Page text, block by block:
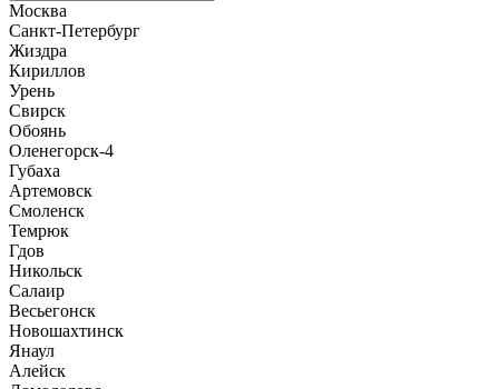
Москва
Санкт-Петербург
Жиздра
Кириллов
Урень
Свирск
Обоянь
Оленегорск-4
Губаха
Артемовск
Смоленск
Темрюк
Гдов
Никольск
Салаир
Весьегонск
Новошахтинск
Янаул
Алейск